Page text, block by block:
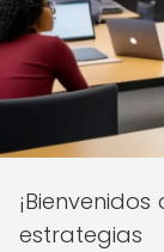
¡Bienvenidos